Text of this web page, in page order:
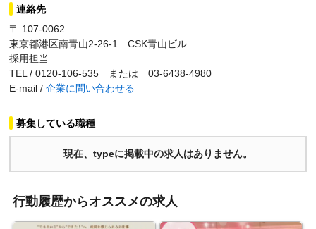
連絡先
〒 107-0062
東京都港区南青山2-26-1 CSK青山ビル
採用担当
TEL / 0120-106-535 または 03-6438-4980
E-mail / 企業に問い合わせる
募集している職種
現在、typeに掲載中の求人はありません。
行動履歴からオススメの求人